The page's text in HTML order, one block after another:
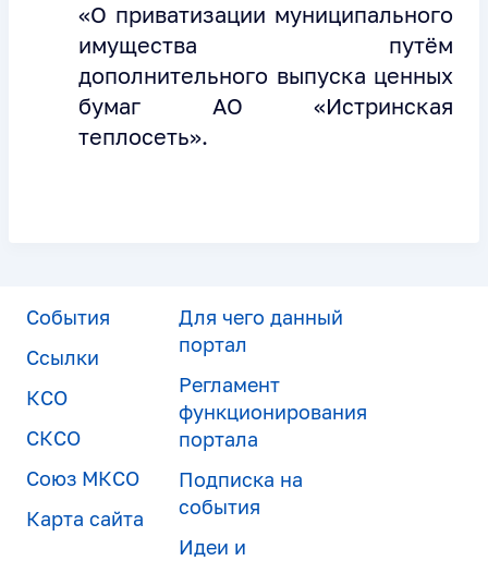
«О приватизации муниципального
имущества путём
дополнительного выпуска ценных
бумаг АО «Истринская
теплосеть».
События
Ссылки
КСО
СКСО
Союз МКСО
Карта сайта
Для чего данный
портал
Регламент
функционирования
портала
Подписка на
события
Идеи и